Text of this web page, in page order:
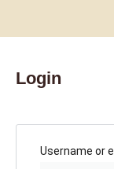
Login
Username or